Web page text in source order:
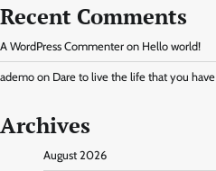
Recent Comments
A WordPress Commenter on Hello world!
ademo on Dare to live the life that you
Archives
August 2026